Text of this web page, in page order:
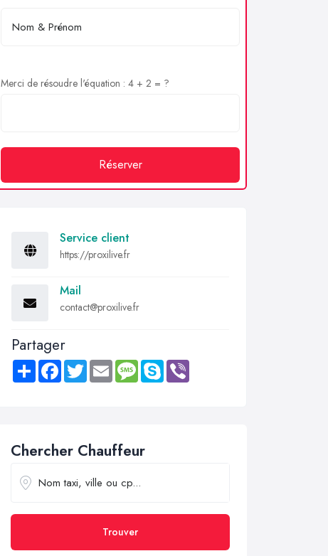
Merci de résoudre l'équation : 4 + 2 = ?
Réserver
Service client
https://proxilive.fr
Mail
contact@proxilive.fr
Partager
Share FacebookTwitter Email MessageSkype
Chercher Chauffeur
Trouver